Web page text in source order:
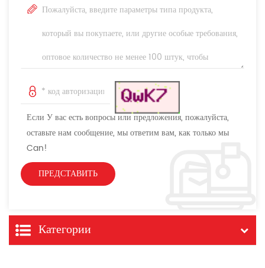
Если У вас есть вопросы или предложения, пожалуйста,
оставьте нам сообщение, мы ответим вам, как только мы
Can!
Категории